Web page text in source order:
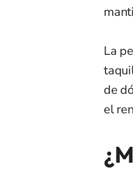
La
de
el